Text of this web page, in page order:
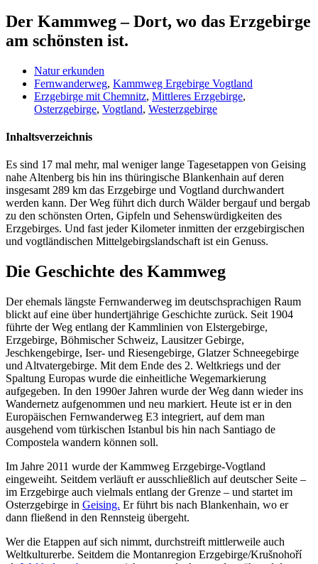
Der Kammweg – Dort, wo das Erzgebirge
am schönsten ist.
Natur erkunden
Fernwanderweg, Kammweg Ergebirge Vogtland
Erzgebirge mit Chemnitz, Mittleres Erzgebirge,
Osterzgebirge, Vogtland, Westerzgebirge
Inhaltsverzeichnis
Es sind 17 mal mehr, mal weniger lange Tagesetappen von Geising
nahe Altenberg bis hin ins thüringische Blankenhain auf deren
insgesamt 289 km das Erzgebirge und Vogtland durchwandert
werden kann. Der Weg führt dich durch Wälder bergauf und bergab
zu den schönsten Orten, Gipfeln und Sehenswürdigkeiten des
Erzgebirges. Und fast jeder Kilometer inmitten der erzgebirgischen
und vogtländischen Mittelgebirgslandschaft ist ein Genuss.
Die Geschichte des Kammweg
Der ehemals längste Fernwanderweg im deutschsprachigen Raum
blickt auf eine über hundertjährige Geschichte zurück. Seit 1904
führte der Weg entlang der Kammlinien von Elstergebirge,
Erzgebirge, Böhmischer Schweiz, Lausitzer Gebirge,
Jeschkengebirge, Iser- und Riesengebirge, Glatzer Schneegebirge
und Altvatergebirge. Mit dem Ende des 2. Weltkriegs und der
Spaltung Europas wurde die einheitliche Wegemarkierung
aufgegeben. In den 1990er Jahren wurde der Weg dann wieder ins
Wandernetz aufgenommen und neu markiert. Heute ist er in den
Europäischen Fernwanderweg E3 integriert, auf dem man
ausgehend vom türkischen Istanbul bis hin nach Santiago de
Compostela wandern können soll.
Im Jahre 2011 wurde der Kammweg Erzgebirge-Vogtland
eingeweiht. Seitdem verläuft er ausschließlich auf deutscher Seite –
im Erzgebirge auch vielmals entlang der Grenze – und startet im
Osterzgebirge in Geising. Er führt bis nach Blankenhain, wo er
dann fließend in den Rennsteig übergeht.
Wer die Etappen auf sich nimmt, durchstreift mittlerweile auch
Weltkulturerbe. Seitdem die Montanregion Erzgebirge/Krušnohoří